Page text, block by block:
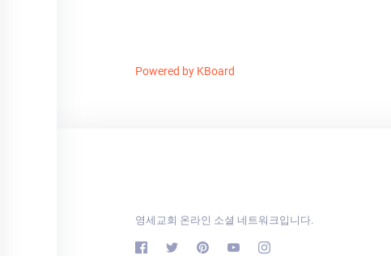
Powered by KBoard
영세교회 온라인 소셜 네트워크입니다.